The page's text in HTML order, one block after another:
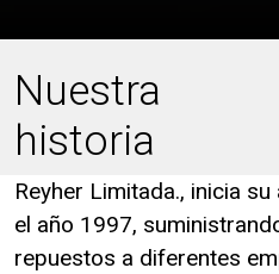
Nuestra
historia
Reyher Limitada., inicia
el año 1997,
repuestos a diferentes